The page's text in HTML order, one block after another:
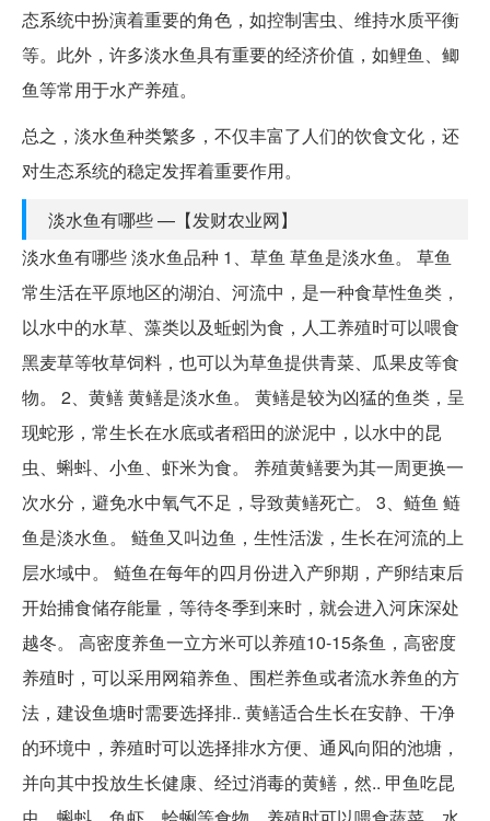
态系统中扮演着重要的角色，如控制害虫、维持水质平衡
等。此外，许多淡水鱼具有重要的经济价值，如鲤鱼、鲫
鱼等常用于水产养殖。
总之，淡水鱼种类繁多，不仅丰富了人们的饮食文化，还
对生态系统的稳定发挥着重要作用。
淡水鱼有哪些 —【发财农业网】
淡水鱼有哪些 淡水鱼品种 1、草鱼 草鱼是淡水鱼。 草鱼
常生活在平原地区的湖泊、河流中，是一种食草性鱼类，
以水中的水草、藻类以及蚯蚓为食，人工养殖时可以喂食
黑麦草等牧草饲料，也可以为草鱼提供青菜、瓜果皮等食
物。 2、黄鳝 黄鳝是淡水鱼。 黄鳝是较为凶猛的鱼类，呈
现蛇形，常生长在水底或者稻田的淤泥中，以水中的昆
虫、蝌蚪、小鱼、虾米为食。 养殖黄鳝要为其一周更换一
次水分，避免水中氧气不足，导致黄鳝死亡。 3、鲢鱼 鲢
鱼是淡水鱼。 鲢鱼又叫边鱼，生性活泼，生长在河流的上
层水域中。 鲢鱼在每年的四月份进入产卵期，产卵结束后
开始捕食储存能量，等待冬季到来时，就会进入河床深处
越冬。 高密度养鱼一立方米可以养殖10-15条鱼，高密度
养殖时，可以采用网箱养鱼、围栏养鱼或者流水养鱼的方
法，建设鱼塘时需要选择排.. 黄鳝适合生长在安静、干净
的环境中，养殖时可以选择排水方便、通风向阳的池塘，
并向其中投放生长健康、经过消毒的黄鳝，然.. 甲鱼吃昆